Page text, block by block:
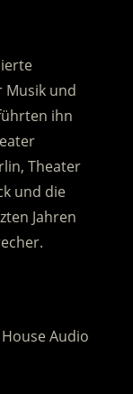
Musik und
ihn
Theater
und die
Jahren
Audio